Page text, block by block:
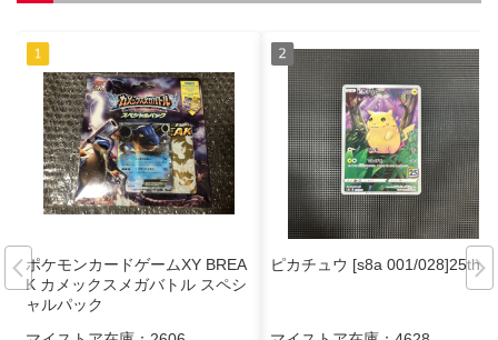
ポケモンカードゲームXY BREA
K カメックスメガバトル スペシ
ャルパック
ピカチュウ [s8a 001/028]25th